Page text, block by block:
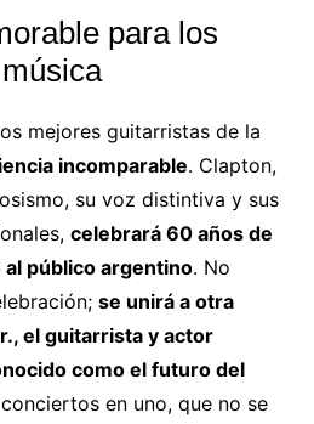
para los
mejores guitarristas de la
incomparable. Clapton,
su voz distintiva y sus
celebrará 60 años de
público argentino. No
se unirá a otra
el guitarrista y actor
como el futuro del
conciertos en uno, que no se